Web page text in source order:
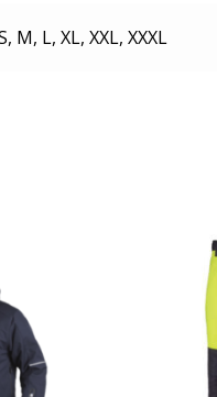
M, L, XL, XXL, XXXL